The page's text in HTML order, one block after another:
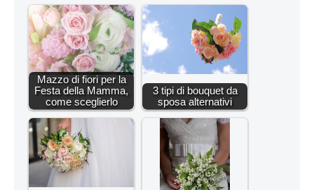
Mazzo di fiori per la
Festa della Mamma,
come sceglierlo
3 tipi di bouquet da
sposa alternativi